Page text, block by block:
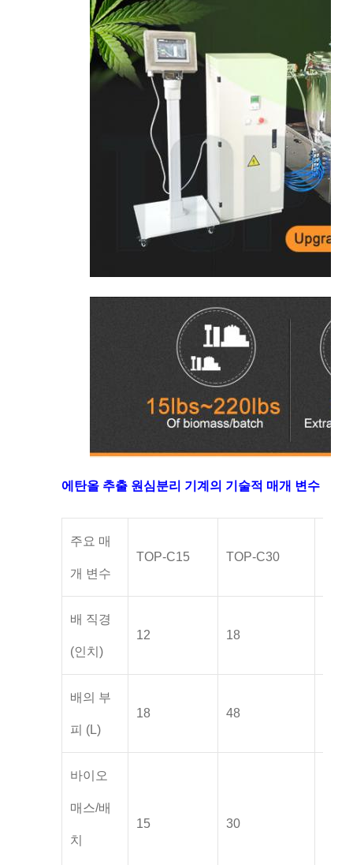
에탄올 추출 원심분리 기계의 기술적 매개 변수
주요 매
개 변수
TOP-C15 TOP-C30
배 직경
(인치)
12 18
배의 부
피 (L)
18 48
바이오
매스/배
치
15 30